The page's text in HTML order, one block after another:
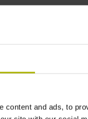
content and ads, to